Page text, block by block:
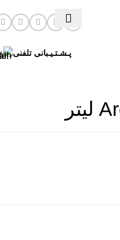
پـشـتـیـبانی تلفنی